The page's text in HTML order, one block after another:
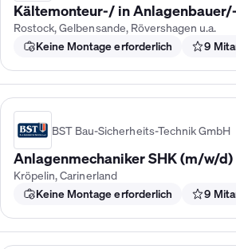
Kältemonteur-/ in
Rostock, Gelbensande, Rövershagen u.a.
Keine Montage erforderlich
9
BST Bau-Sicherheits-Technik GmbH
Anlagenmechaniker SHK (m/w/d)
Kröpelin, Carinerland
Keine Montage erforderlich
9